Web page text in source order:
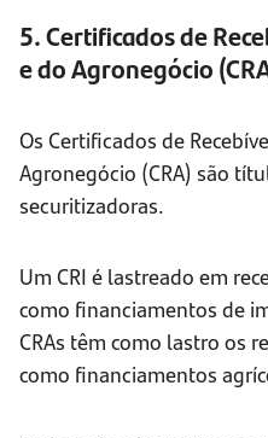
5. Certificados de
e do Agronegócio
Os Certificados de
Agronegócio (CRA) são
securitizadoras.
Um CRI é lastreado em
como financiamentos de
CRAs têm como lastro os
como financiamentos